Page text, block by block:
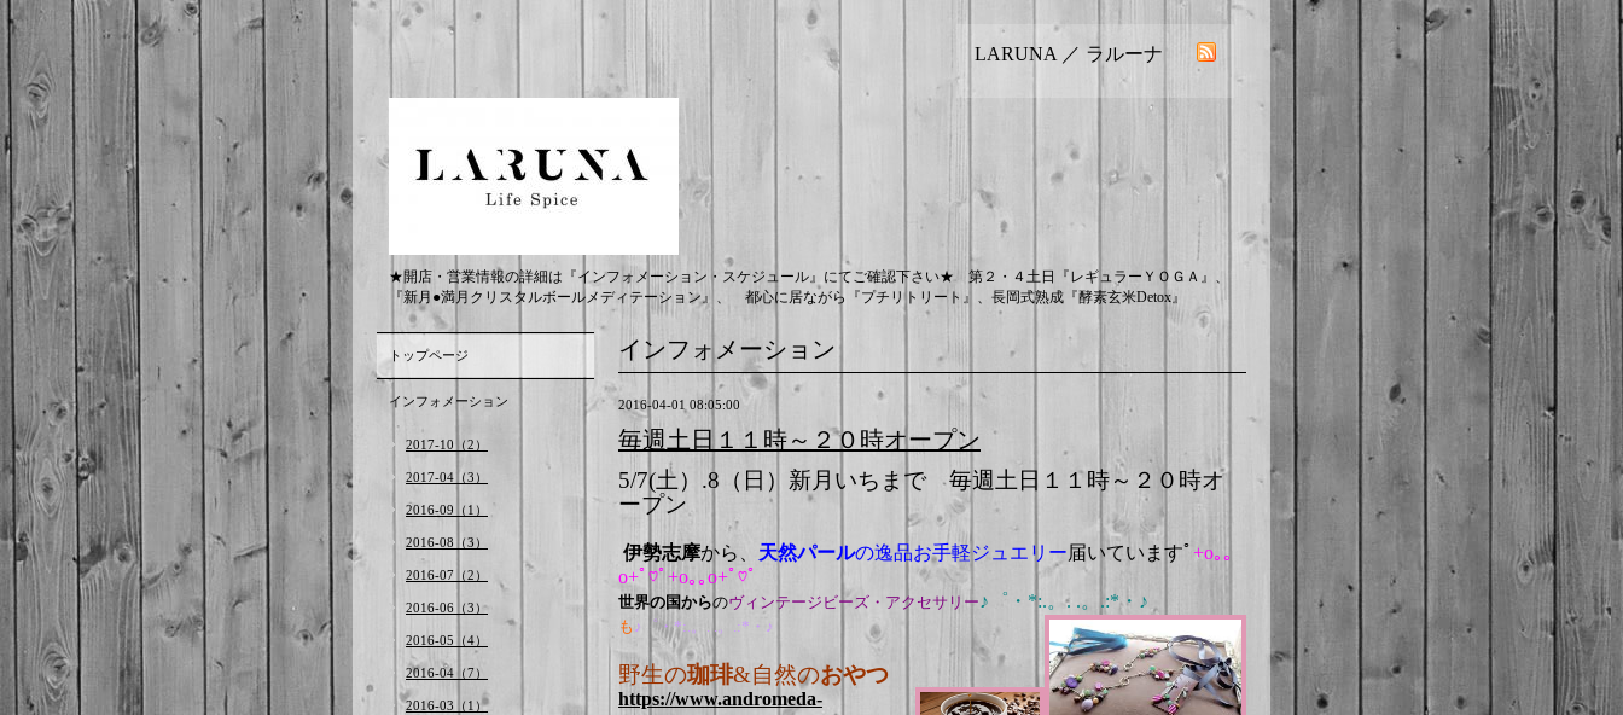
LARUNA ／ ラルーナ
★開店・営業情報の詳細は『インフォメーション・スケジュール』にてご確認下さい★ 第２・４土日『レギュラーＹＯＧＡ』、
『新月●満月クリスタルボールメディテーション』、 都心に居ながら『プチリトリート』、長岡式熟成『酵素玄米Detox』
インフォメーション
2016-04-01 08:05:00
毎週土日１１時～２０時オープン
5/7(土）.8（日）新月いちまで 毎週土日１１時～２０時オ
ープン
伊勢志摩から、 天然パールの逸品お手軽ジュエリー届いていますﾟ+o｡｡
o+ﾟ♡ﾟ+o｡｡o+ﾟ♡ﾟ
世界の国からのヴィンテージビーズ・アクセサリー♪゜・*:.。. .。.:*・♪
も ♪゜・*:.。. .。.:*・♪
野生の珈琲&自然のおやつ
https://www.andromeda-
トップページ
インフォメーション
2017-10（2）
2017-04（3）
2016-09（1）
2016-08（3）
2016-07（2）
2016-06（3）
2016-05（4）
2016-04（7）
2016-03（1）